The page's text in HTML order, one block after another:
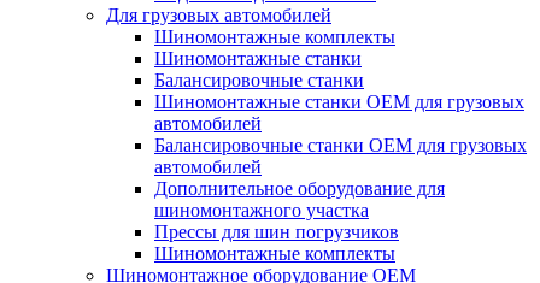
Для грузовых автомобилей
Шиномонтажные комплекты
Шиномонтажные станки
Балансировочные станки
Шиномонтажные станки ОЕМ для грузовых
автомобилей
Балансировочные станки ОЕМ для грузовых
автомобилей
Дополнительное оборудование для
шиномонтажного участка
Прессы для шин погрузчиков
Шиномонтажные комплекты
Шиномонтажное оборудование ОЕМ